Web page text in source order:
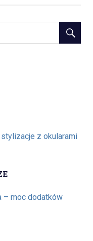
z okularami
– moc dodatków